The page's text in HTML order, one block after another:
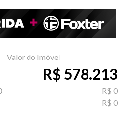
Valor do Imóvel
R$ 578.213
R$ 0
R$ 0